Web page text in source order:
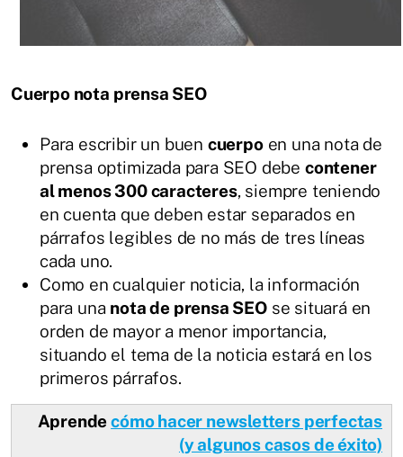
Cuerpo nota prensa SEO
Para escribir un buen cuerpoen una nota de
prensa optimizada para SEO debe contener
al menos 300 caracteres, siempre teniendo
en cuenta que deben estar separados en
párrafos legibles de no más de tres líneas
cada uno.
Como en cualquier noticia, la información
para una nota de prensa SEOse situará en
orden de mayor a menor importancia,
situando el tema de la noticia estará en los
primeros párrafos.
Aprendecómo hacer newsletters perfectas
(y algunos casos de éxito)